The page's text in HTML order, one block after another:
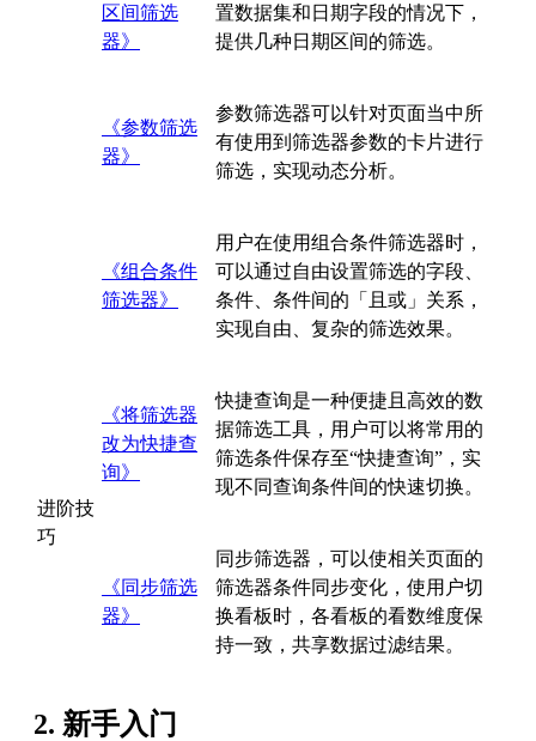
区间筛选
器》
置数据集和日期字段的情况下，
提供几种日期区间的筛选。
《参数筛选
器》
参数筛选器可以针对页面当中所
有使用到筛选器参数的卡片进行
筛选，实现动态分析。
《组合条件
筛选器》
用户在使用组合条件筛选器时，
可以通过自由设置筛选的字段、
条件、条件间的「且或」关系，
实现自由、复杂的筛选效果。
进阶技
巧
《将筛选器
改为快捷查
询》
快捷查询是一种便捷且高效的数
据筛选工具，用户可以将常用的
筛选条件保存至“快捷查询”，实
现不同查询条件间的快速切换。
《同步筛选
器》
同步筛选器，可以使相关页面的
筛选器条件同步变化，使用户切
换看板时，各看板的看数维度保
持一致，共享数据过滤结果。
2. 新手入门